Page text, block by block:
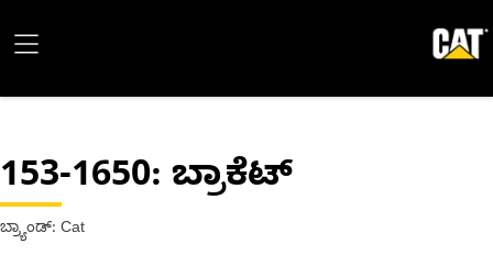
153-1650: ಬ್ರಾಕೆಟ್
ಬ್ರ್ಯಾಂಡ್: Cat